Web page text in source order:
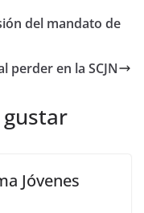
gr
m
p
tir
del mandato de
perder en la SCJN
Jóvenes